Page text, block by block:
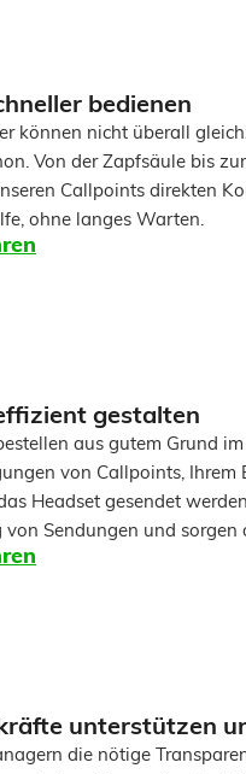
bedienen
können nicht überall
Von der Zapfsäule bis
Callpoints direkten
ohne langes Warten.
gestalten
aus gutem Grund
von Callpoints, Ihrem
Headset gesendet
Sendungen und sorgen
unterstützen
die nötige